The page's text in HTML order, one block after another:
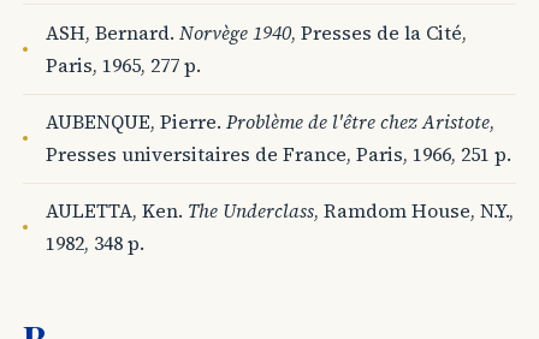
ASH, Bernard.Norvège 1940, Presses de la Cité,
Paris, 1965, 277 p.
AUBENQUE, Pierre.Problème de l'être chez Aristote,
Presses universitaires de France, Paris, 1966, 251 p.
AULETTA, Ken. The Underclass, Ramdom House, N.Y.,
1982, 348 p.